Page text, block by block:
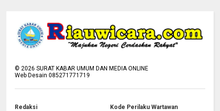
©2026 SURAT KABAR UMUM DAN MEDIA ONLINE
Web Desain 085271771719
Redaksi Kode Perilaku Wartawan